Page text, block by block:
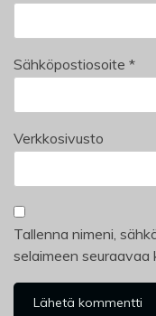
Sähköpostiosoite *
Verkkosivusto
Tallenna nimeni,
selaimeen